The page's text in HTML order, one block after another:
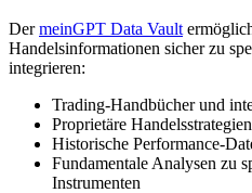
DermeinGPT Data Vault
Handelsinformationen sicher zu
integrieren:
Trading-Handbücher und
Proprietäre
Historische Performance-
Fundamentale Analysen zu
Instrumenten